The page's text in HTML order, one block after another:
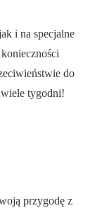
i na specjalne
do
tygodni!
przygodę z